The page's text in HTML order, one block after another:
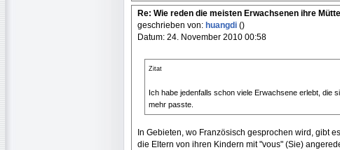
Re: Wie reden die meisten Erwachsenen ihre
geschrieben von: huangdi ()
Datum: 24. November 2010 00:58
Zitat
Ich habe jedenfalls schon viele Erwachsene erlebt, die
mehr passte.
In Gebieten, wo Französisch gesprochen wird, gibt
die Eltern von ihren Kindern mit "vous" (Sie)